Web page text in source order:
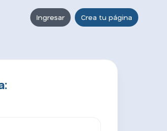
Ingresar Crea tu página